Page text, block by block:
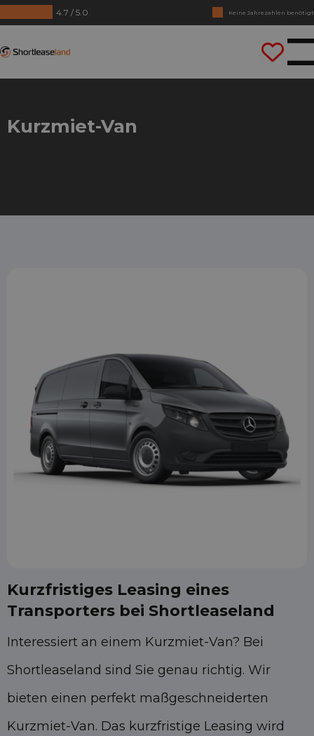
4.7 / 5.0
Keine Jahrezahlen benötigt
Lass uns gleich losfahren
Kurzmiet-Van
Kurzfristiges Leasing eines
Transporters bei Shortleaseland
Interessiert an einem Kurzmiet-Van? Bei
Shortleaseland sind Sie genau richtig. Wir
bieten einen perfekt maßgeschneiderten
Kurzmiet-Van. Das kurzfristige Leasing wird